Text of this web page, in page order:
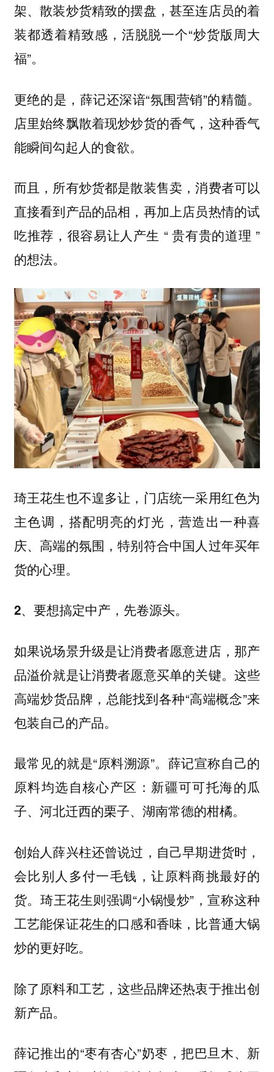
架、散装炒货精致的摆盘，甚至连店员的着
装都透着精致感，活脱脱一个“炒货版周大
福”。
更绝的是，薛记还深谙“氛围营销”的精髓。
店里始终飘散着现炒炒货的香气，这种香气
能瞬间勾起人的食欲。
而且，所有炒货都是散装售卖，消费者可以
直接看到产品的品相，再加上店员热情的试
吃推荐，很容易让人产生 “ 贵有贵的道理 ”
的想法。
琦王花生也不遑多让，门店统一采用红色为
主色调，搭配明亮的灯光，营造出一种喜
庆、高端的氛围，特别符合中国人过年买年
货的心理。
2、要想搞定中产，先卷源头。
如果说场景升级是让消费者愿意进店，那产
品溢价就是让消费者愿意买单的关键。这些
高端炒货品牌，总能找到各种“高端概念”来
包装自己的产品。
最常见的就是“原料溯源”。薛记宣称自己的
原料均选自核心产区：新疆可可托海的瓜
子、河北迁西的栗子、湖南常德的柑橘。
创始人薛兴柱还曾说过，自己早期进货时，
会比别人多付一毛钱，让原料商挑最好的
货。琦王花生则强调“小锅慢炒”，宣称这种
工艺能保证花生的口感和香味，比普通大锅
炒的更好吃。
除了原料和工艺，这些品牌还热衷于推出创
新产品。
薛记推出的“枣有杏心”奶枣，把巴旦木、新